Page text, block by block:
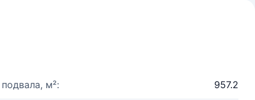
м²: 957.2